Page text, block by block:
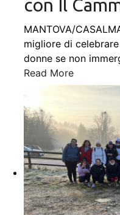
con Il
MANTOVA/
migliore di
donne se non
Read More